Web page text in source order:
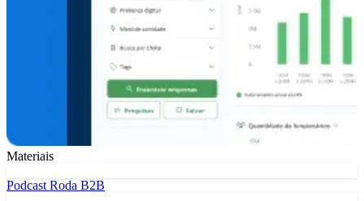
Materiais
Podcast Roda B2B